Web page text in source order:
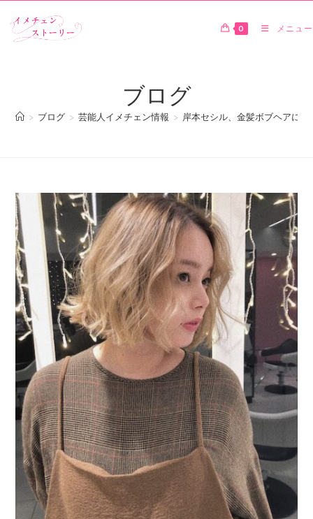
0 メニュー
ブログ
> ブログ > 芸能人イメチェン情報 > 岸本セシル、金髪ボブヘアに